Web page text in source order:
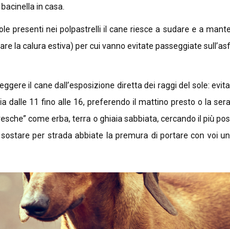
in casa.
presenti nei polpastrelli il cane riesce a sudare e a
la calura estiva) per cui vanno evitate passeggiate
il cane dall’esposizione diretta dei raggi del sole:
dalle 11 fino alle 16, preferendo il mattino presto o la
come erba, terra o ghiaia sabbiata, cercando il più
per strada abbiate la premura di portare con voi